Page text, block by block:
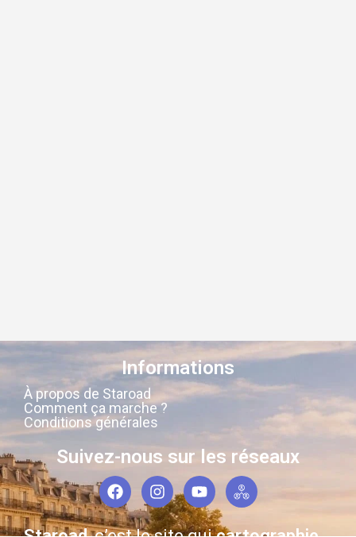
Informations
À propos de Staroad
Comment ça marche ?
Conditions générales
Suivez-nous sur les réseaux